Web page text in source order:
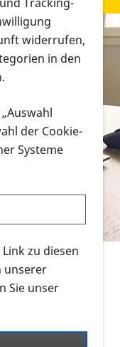
Infonmaterial
zum
Website
an.
Infomaterial
ausschließlich
widerrufen,
in den
der Cookie-
Systeme
zu diesen
unserer
Sie unser